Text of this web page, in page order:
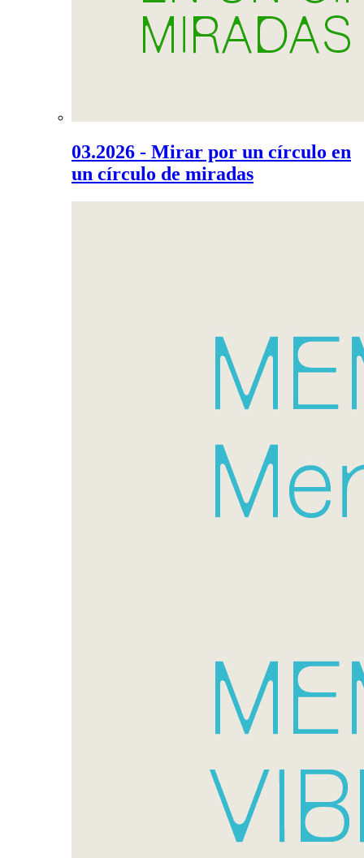
03.2026 - Mirar por un círculo en
un círculo de miradas